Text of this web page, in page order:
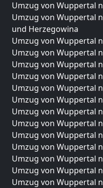
Umzug von Wuppertal
Umzug von Wuppertal
und Herzegowina
Umzug von Wuppertal
Umzug von Wuppertal
Umzug von Wuppertal
Umzug von Wuppertal
Umzug von Wuppertal
Umzug von Wuppertal
Umzug von Wuppertal
Umzug von Wuppertal
Umzug von Wuppertal
Umzug von Wuppertal
Umzug von Wuppertal
Umzug von Wuppertal
Umzug von Wuppertal